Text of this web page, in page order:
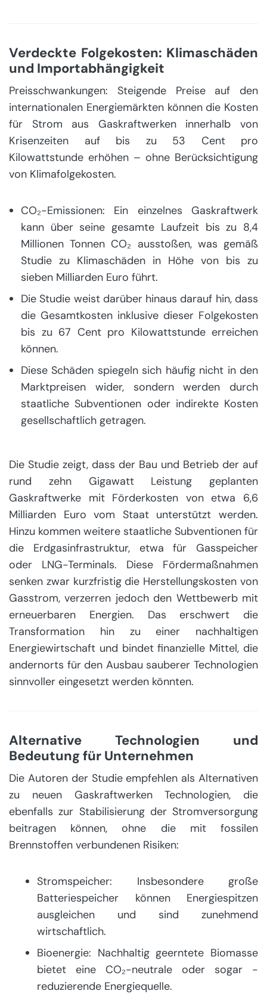
Verdeckte Folgekosten: Klimaschäden
und Importabhängigkeit
Preisschwankungen: Steigende Preise auf den
internationalen Energiemärkten können die Kosten
für Strom aus Gaskraftwerken innerhalb von
Krisenzeiten auf bis zu 53 Cent pro
Kilowattstunde erhöhen – ohne Berücksichtigung
von Klimafolgekosten.
CO₂-Emissionen: Ein einzelnes Gaskraftwerk
kann über seine gesamte Laufzeit bis zu 8,4
Millionen Tonnen CO₂ ausstoßen, was gemäß
Studie zu Klimaschäden in Höhe von bis zu
sieben Milliarden Euro führt.
Die Studie weist darüber hinaus darauf hin, dass
die Gesamtkosten inklusive dieser Folgekosten
bis zu 67 Cent pro Kilowattstunde erreichen
können.
Diese Schäden spiegeln sich häufig nicht in den
Marktpreisen wider, sondern werden durch
staatliche Subventionen oder indirekte Kosten
gesellschaftlich getragen.
Die Studie zeigt, dass der Bau und Betrieb der auf
rund zehn Gigawatt Leistung geplanten
Gaskraftwerke mit Förderkosten von etwa 6,6
Milliarden Euro vom Staat unterstützt werden.
Hinzu kommen weitere staatliche Subventionen für
die Erdgasinfrastruktur, etwa für Gasspeicher
oder LNG-Terminals. Diese Fördermaßnahmen
senken zwar kurzfristig die Herstellungskosten von
Gasstrom, verzerren jedoch den Wettbewerb mit
erneuerbaren Energien. Das erschwert die
Transformation hin zu einer nachhaltigen
Energiewirtschaft und bindet finanzielle Mittel, die
andernorts für den Ausbau sauberer Technologien
sinnvoller eingesetzt werden könnten.
Alternative Technologien und
Bedeutung für Unternehmen
Die Autoren der Studie empfehlen als Alternativen
zu neuen Gaskraftwerken Technologien, die
ebenfalls zur Stabilisierung der Stromversorgung
beitragen können, ohne die mit fossilen
Brennstoffen verbundenen Risiken:
Stromspeicher: Insbesondere große
Batteriespeicher können Energiespitzen
ausgleichen und sind zunehmend
wirtschaftlich.
Bioenergie: Nachhaltig geerntete Biomasse
bietet eine CO₂-neutrale oder sogar -
reduzierende Energiequelle.